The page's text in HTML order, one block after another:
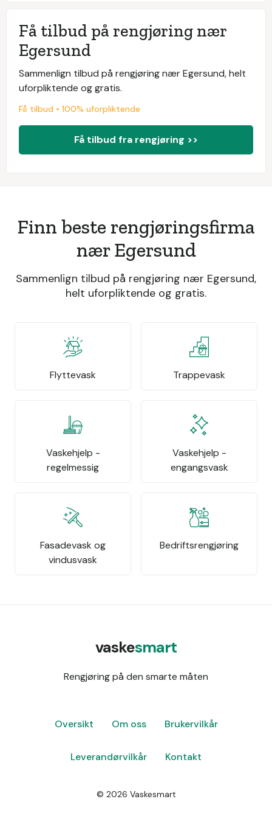
Få tilbud på rengjøring nær
Egersund
Sammenlign tilbud på rengjøring nær Egersund, helt
uforpliktende og gratis.
Få tilbud • 100% uforpliktende
Få tilbud fra rengjøring >>
Finn beste rengjøringsfirma
nær Egersund
Sammenlign tilbud på rengjøring nær Egersund,
helt uforpliktende og gratis.
Flyttevask Trappevask
Vaskehjelp -
regelmessig
Vaskehjelp -
engangsvask
Fasadevask og
vindusvask
Bedriftsrengjøring
vaskesmart
Rengjøring på den smarte måten
Oversikt Om oss Brukervilkår
Leverandørvilkår Kontakt
© 2026 Vaskesmart